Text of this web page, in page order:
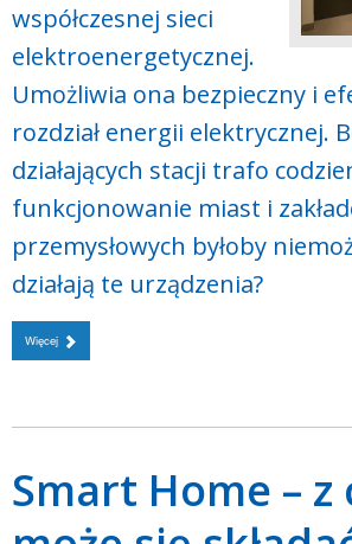
współczesnej sieci
elektroenergetycznej.
Umożliwia ona bezpieczny i
rozdział energii elektrycznej.
działających stacji trafo
funkcjonowanie miast i
przemysłowych byłoby
działają te urządzenia?
Więcej
Smart Home – z